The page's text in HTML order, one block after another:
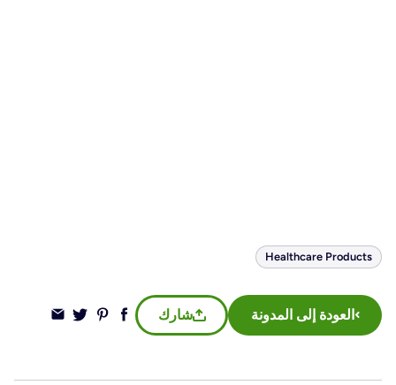
Healthcare Products
العودة إلى المدونة شارك